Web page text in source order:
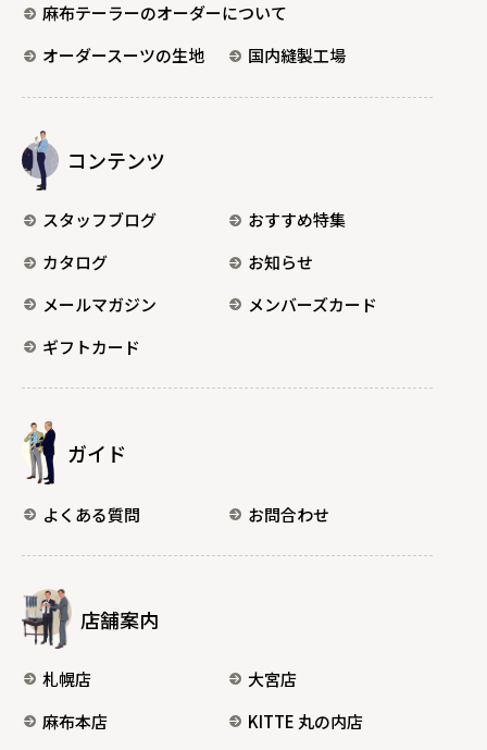
麻布テーラーのオーダーについて
オーダースーツの生地
国内縫製工場
コンテンツ
スタッフブログ
おすすめ特集
カタログ
お知らせ
メールマガジン
メンバーズカード
ギフトカード
ガイド
よくある質問 お問合わせ
店舗案内
札幌店
大宮店
麻布本店
KITTE 丸の内店